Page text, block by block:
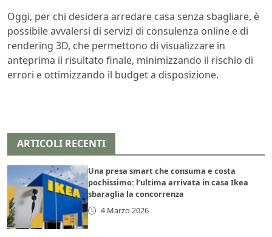
Oggi, per chi desidera arredare casa senza sbagliare, è
possibile avvalersi di servizi di consulenza online e di
rendering 3D, che permettono di visualizzare in
anteprima il risultato finale, minimizzando il rischio di
errori e ottimizzando il budget a disposizione.
ARTICOLI RECENTI
Una presa smart che consuma e costa
pochissimo: l’ultima arrivata in casa Ikea
sbaraglia la concorrenza
4 Marzo 2026